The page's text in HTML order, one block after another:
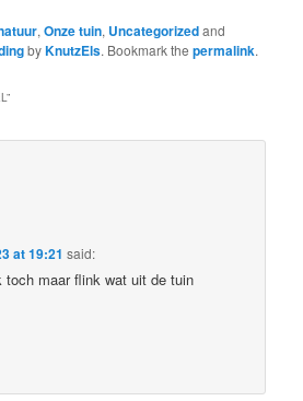
,Onze tuin, Uncategorizedand
byKnutzEls. Bookmark thepermalink.
”
at 19:21 said:
toch maar flink wat uit de tuin